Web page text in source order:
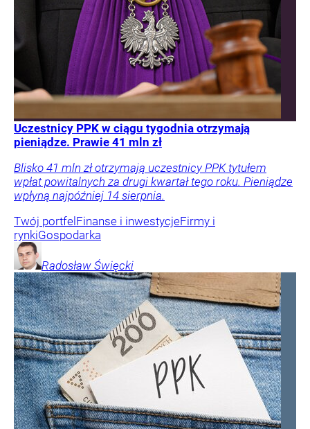
Uczestnicy PPK w ciągu tygodnia otrzymają
pieniądze. Prawie 41 mln zł
Blisko 41 mln zł otrzymają uczestnicy PPK tytułem
wpłat powitalnych za drugi kwartał tego roku. Pieniądze
wpłyną najpóźniej 14 sierpnia.
Twój portfel Finanse i inwestycjeFirmy i
rynkiGospodarka
Radosław Święcki